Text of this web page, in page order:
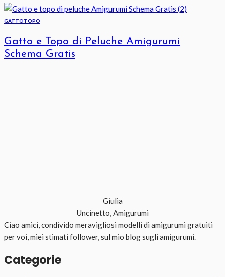
GATTOTOPO
Gatto e Topo di Peluche Amigurumi
Schema Gratis
Giulia
Uncinetto, Amigurumi
Ciao amici, condivido meravigliosi modelli di amigurumi gratuiti
per voi, miei stimati follower, sul mio blog sugli amigurumi.
Categorie